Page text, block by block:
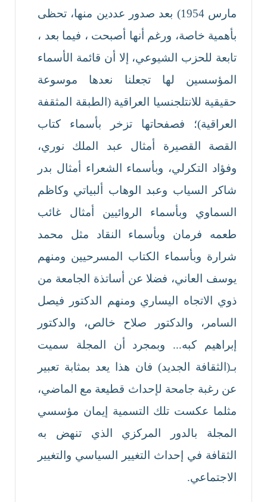
مارس 1954) بعد صدور عددين منها، تحظى
بأهمية خاصة، ورغم أنها أصبحت ، فيما بعد ،
تابعة للحزب الشيوعي، إلا أن قائمة الأسماء
المؤسسين لها تجعلنا نعدها موسوعة
حقيقية للانتلجنسيا العراقية (الطبقة المثقفة
العراقية)؛ فصفحاتها تزخر بأسماء كتاب
القصة القصيرة أمثال عبد الملك نوري،
وفؤاد التكرلي، وبأسماء الشعراء أمثال بدر
شاكر السياب وعبد الوهاب ألبياتي وكاظم
السماوي وبأسماء الروائيين أمثال غائب
طعمه فرمان وبأسماء النقاد مثل محمد
شرارة وبأسماء الكتاب المسرحيين ومنهم
يوسف العاني، فضلا عن أساتذة الجامعة من
ذوي الاتجاه اليساري ومنهم الدكتور فيصل
السامر، والدكتور صلاح خالص، والدكتور
إبراهيم كبه... وبمجرد أن المجلة سميت
بـ(الثقافة الجديد) فان هذا يعد بمثابة تعبير
عن رغبة جامحة لإحداث قطيعة مع الماضي،
مثلما عكست تلك التسمية إيمان مؤسسي
المجلة بالدور المركزي الذي تنهض به
الثقافة في إحداث التغيير السياسي والتغيير
الاجتماعي.